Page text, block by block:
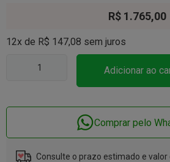
R$1.765,00
12x de R$ 147,08 sem juros
Adicionar ao
Comprar pelo
Consulte o prazo estimado e valor